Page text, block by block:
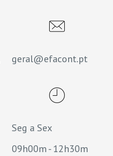
geral@efacont.pt
Seg a Sex
09h00m - 12h30m